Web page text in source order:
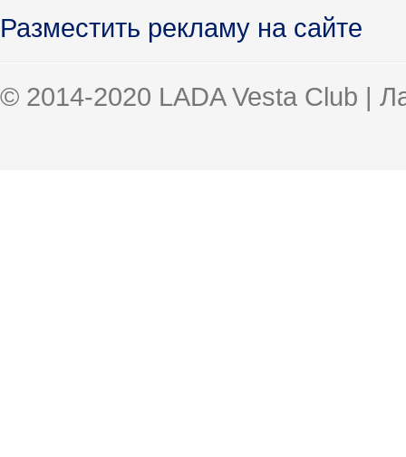
Разместить рекламу на сайте
© 2014-2020 LADA Vesta Club |